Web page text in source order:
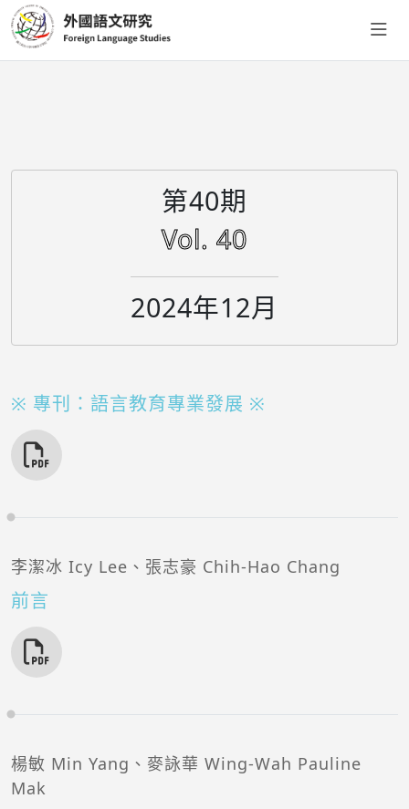
第40期
Vol. 40
2024年12月
※ 專刊：語言教育專業發展 ※
李潔冰 Icy Lee、張志豪 Chih-Hao Chang
前言
楊敏 Min Yang、麥詠華 Wing-Wah Pauline
Mak